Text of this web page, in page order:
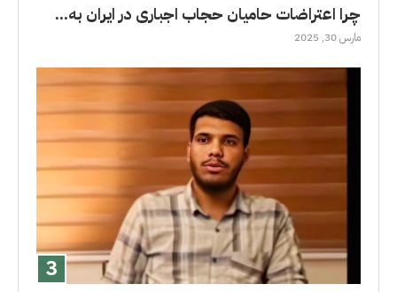
چرا اعتراضات حامیان حجاب اجباری در ایران به...
مارس 30, 2025